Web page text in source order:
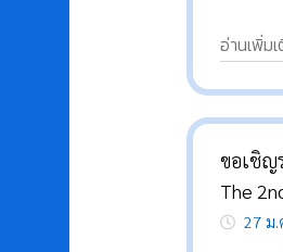
อ่านเพิ่ม
ขอเชิญ
The
on27 ม.